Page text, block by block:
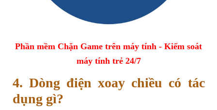
Phần mềm Chặn Game trên máy tính - Kiểm soát
máy tính trẻ 24/7
4. Dòng điện xoay chiều có tác
dụng gì?